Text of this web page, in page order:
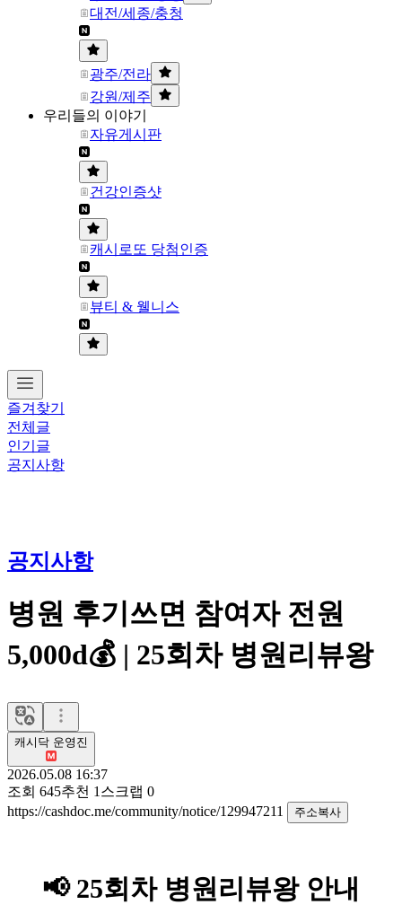
대전/세종/충청
광주/전라
강원/제주
우리들의 이야기
자유게시판
건강인증샷
캐시로또 당첨인증
뷰티 & 웰니스
즐겨찾기
전체글
인기글
공지사항
공지사항
병원 후기쓰면 참여자 전원
5,000d💰 | 25회차 병원리뷰왕
캐시닥 운영진
2026.05.08 16:37
조회 645추천 1 스크랩 0
https://cashdoc.me/community/notice/129947211
주소복사
📢 25회차 병원리뷰왕 안내